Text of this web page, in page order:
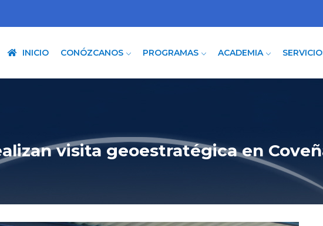
INICIO CONÓZCANOS PROGRAMAS ACADEMIA
visita geoestratégica en